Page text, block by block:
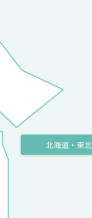
北海道・東北